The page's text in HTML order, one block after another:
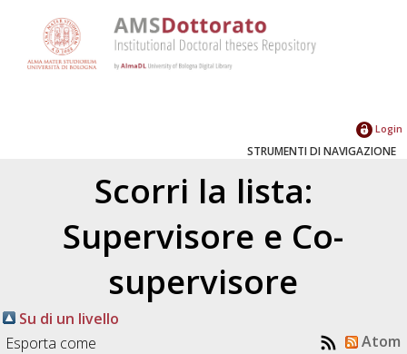
Login
STRUMENTI DI NAVIGAZIONE
Scorri la lista:
Supervisore e Co-
supervisore
Su di un livello
Esporta come
Atom